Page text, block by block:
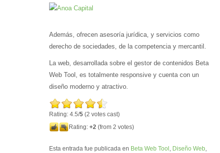
Además, ofrecen asesoría jurídica, y servicios como
derecho de sociedades, de la competencia y mercantil.
La web, desarrollada sobre el gestor de contenidos Beta
Web Tool, es totalmente responsive y cuenta con un
diseño moderno y atractivo.
Rating: 4.5/5 (2 votes cast)
Rating: +2 (from 2 votes)
Esta entrada fue publicada en Beta Web Tool , Diseño Web,